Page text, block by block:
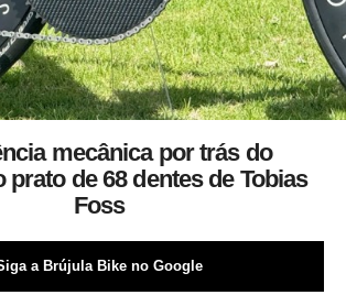
mecânica por trás do
prato de 68 dentes de Tobias
Foss
a Brújula Bike no Google